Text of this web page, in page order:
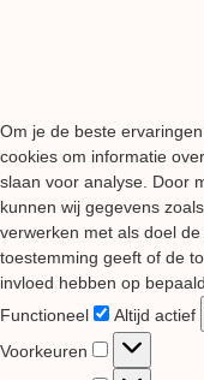
Om je de beste
cookies om informatie
slaan voor analyse. Door
kunnen wij gegevens
verwerken met als doel
toestemming geeft of de
invloed hebben op
Functioneel
Functioneel
Altijd actief
Voorkeuren
Voorkeuren